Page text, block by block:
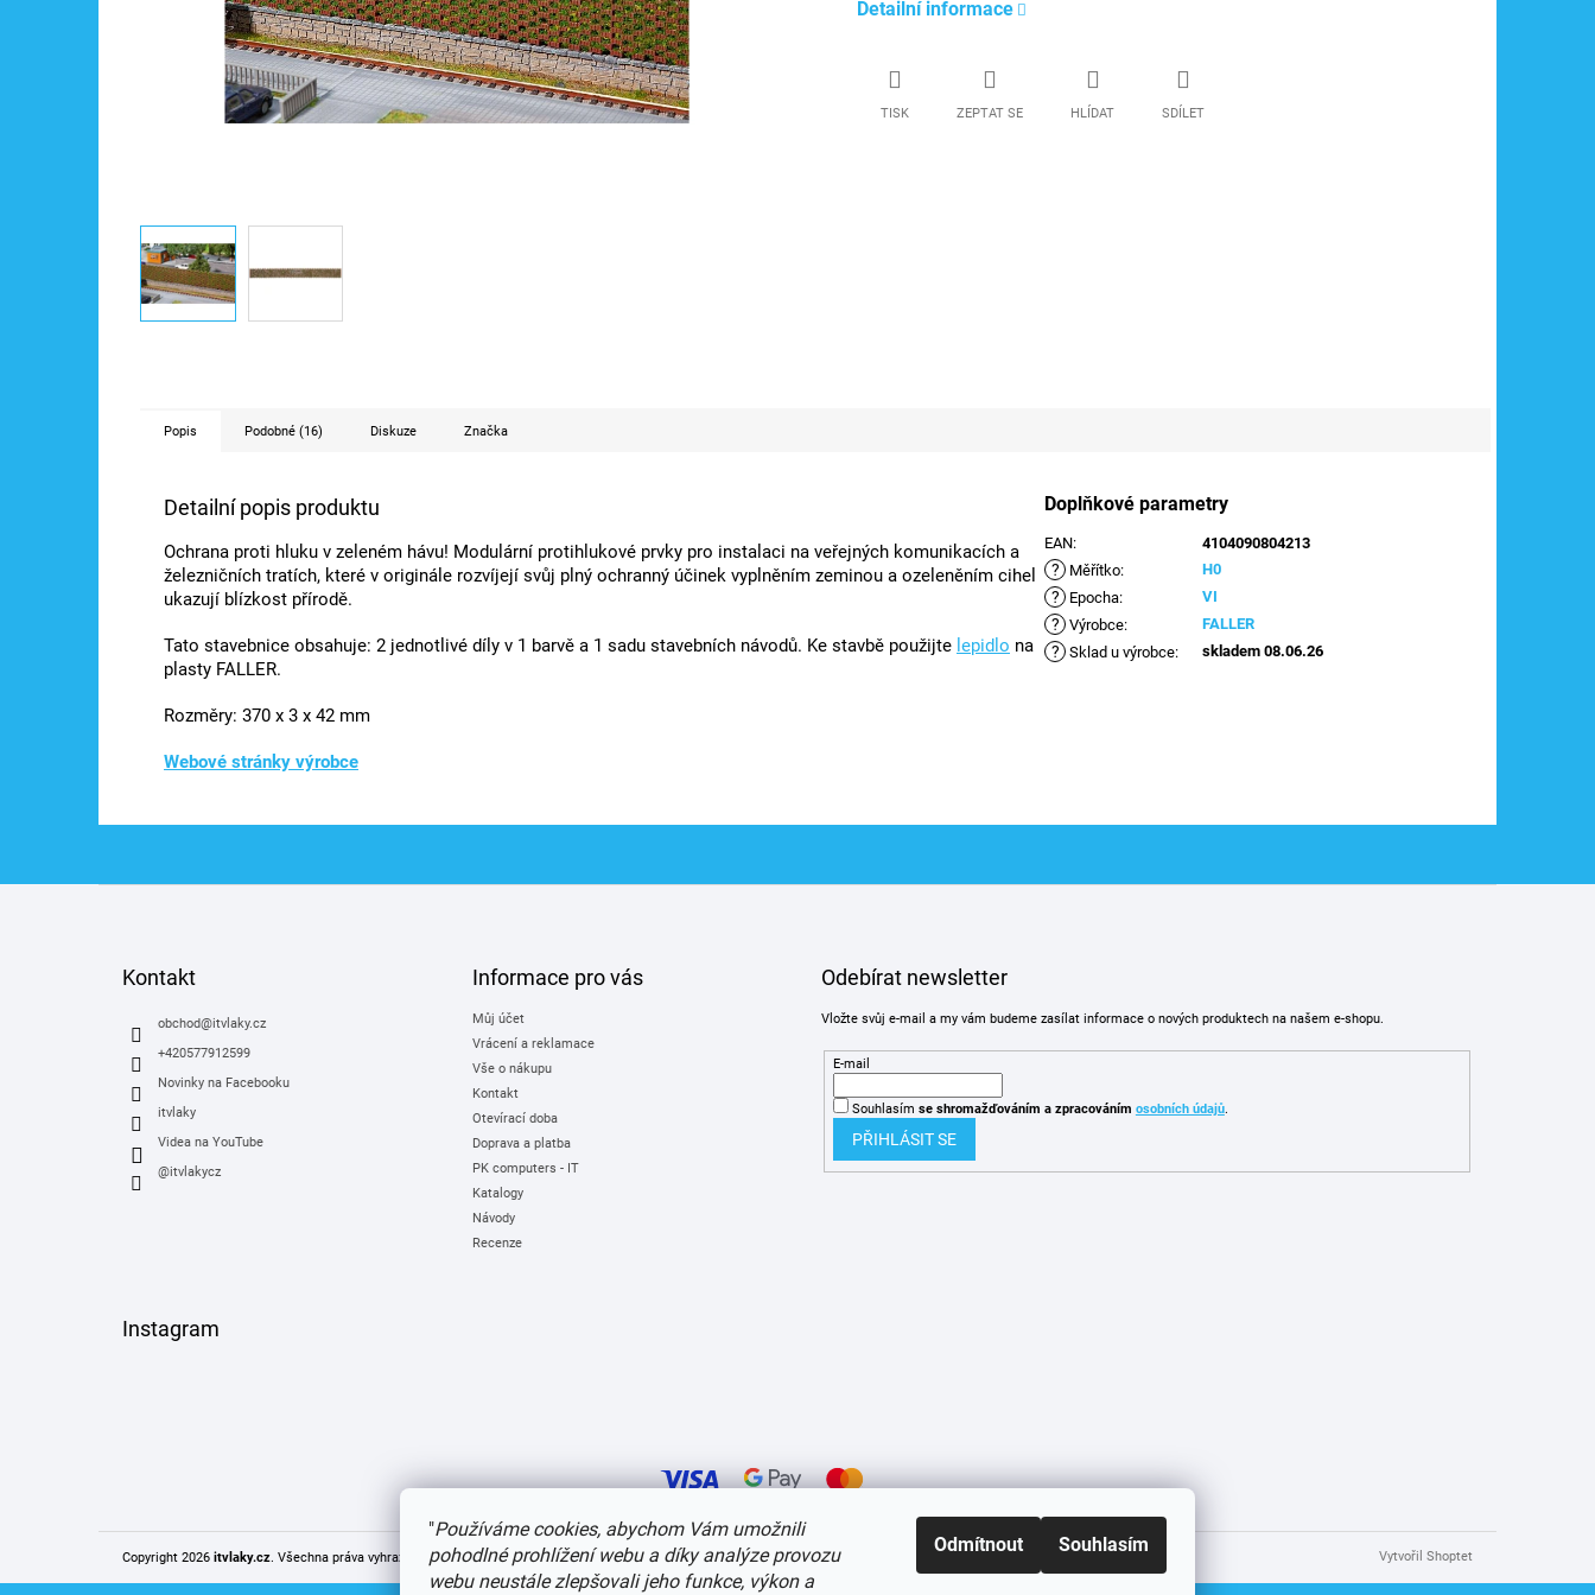
"Používáme cookies, abychom Vám umožnili
pohodlné prohlížení webu a díky analýze provozu
webu neustále zlepšovali jeho funkce, výkon a
Odmítnout Souhlasím
Detailní informace
TISK ZEPTAT SE HLÍDAT SDÍLET
Popis Podobné (16) Diskuze Značka
Detailní popis produktu
Ochrana proti hluku v zeleném hávu! Modulární protihlukové prvky pro instalaci na veřejných komunikacích a
železničních tratích, které v originále rozvíjejí svůj plný ochranný účinek vyplněním zeminou a ozeleněním cihel
ukazují blízkost přírodě.
Tato stavebnice obsahuje: 2 jednotlivé díly v 1 barvě a 1 sadu stavebních návodů. Ke stavbě použijte lepidlo na
plasty FALLER.
Rozměry: 370 x 3 x 42 mm
Webové stránky výrobce
Doplňkové parametry
EAN: 4104090804213
? Měřítko: H0
? Epocha: VI
? Výrobce: FALLER
? Sklad u výrobce: skladem 08.06.26
Kontakt
obchod@itvlaky.cz
+420577912599
Novinky na Facebooku
itvlaky
Videa na YouTube
@itvlakycz
Informace pro vás
Můj účet
Vrácení a reklamace
Vše o nákupu
Kontakt
Otevírací doba
Doprava a platba
PK computers - IT
Katalogy
Návody
Recenze
Odebírat newsletter
Vložte svůj e-mail a my vám budeme zasílat informace o nových produktech na našem e-shopu.
E-mail
Souhlasím se shromažďováním a zpracováním osobních údajů.
PŘIHLÁSIT SE
Instagram
Vytvořil Shoptet
Copyright 2026 itvlaky.cz . Všechna práva vyhrazena.Upravit nastavení cookies